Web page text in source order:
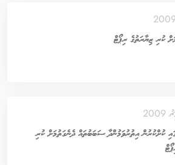
ކުރި ޒިޔާރަތުގެ ރިޕޯޓް
ކުށްކުރުން އިތުރުވަމުންދާ ސަބަބުތައް ދެނެގަތުމަށް ކުރި